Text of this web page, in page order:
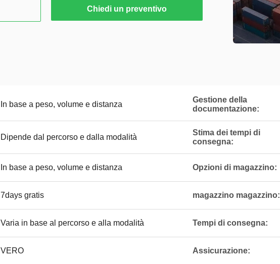
Chiedi un preventivo
In base a peso, volume e distanza
Gestione della
documentazione:
Dipende dal percorso e dalla modalità
Stima dei tempi di
consegna:
In base a peso, volume e distanza Opzioni di magazzino:
7days gratis magazzino magazzino:
Varia in base al percorso e alla modalità Tempi di consegna:
VERO Assicurazione: